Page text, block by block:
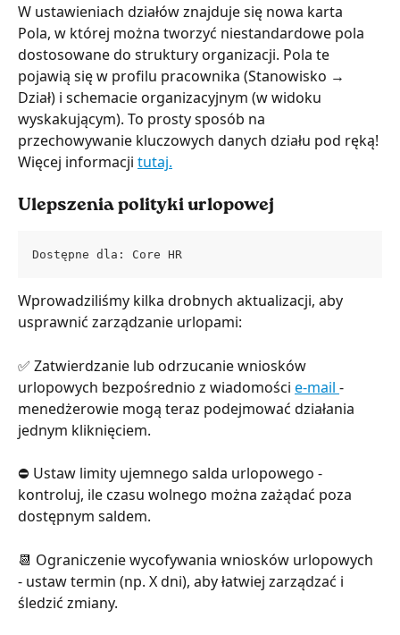
W ustawieniach działów znajduje się nowa karta
Pola, w której można tworzyć niestandardowe pola
dostosowane do struktury organizacji. Pola te
pojawią się w profilu pracownika (Stanowisko →
Dział) i schemacie organizacyjnym (w widoku
wyskakującym). To prosty sposób na
przechowywanie kluczowych danych działu pod ręką!
Więcej informacji tutaj.
Ulepszenia polityki urlopowej
Dostępne dla: Core HR
Wprowadziliśmy kilka drobnych aktualizacji, aby
usprawnić zarządzanie urlopami:
✅ Zatwierdzanie lub odrzucanie wniosków
urlopowych bezpośrednio z wiadomości e-mail -
menedżerowie mogą teraz podejmować działania
jednym kliknięciem.
⛔ Ustaw limity ujemnego salda urlopowego -
kontroluj, ile czasu wolnego można zażądać poza
dostępnym saldem.
📆 Ograniczenie wycofywania wniosków urlopowych
- ustaw termin (np. X dni), aby łatwiej zarządzać i
śledzić zmiany.